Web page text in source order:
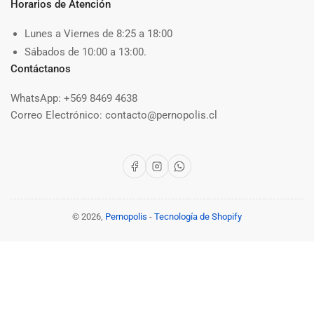
Horarios de Atención
Lunes a Viernes de 8:25 a 18:00
Sábados de 10:00 a 13:00.
Contáctanos
WhatsApp: +569 8469 4638
Correo Electrónico: contacto@pernopolis.cl
Facebook
InstagramWhatsApp
© 2026, Pernopolis - Tecnología de Shopify